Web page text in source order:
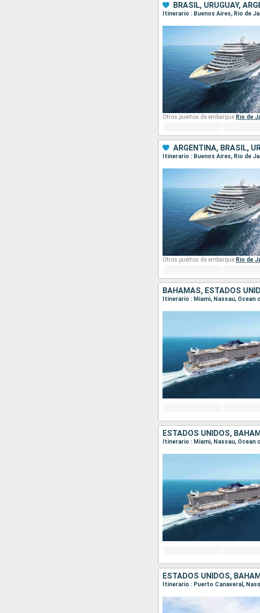
BRASIL, URUGUAY,
Itinerario : Buenos Aires, Rio de
Otros puertos de embarque: Rio de
ARGENTINA, BRASIL,
Itinerario : Buenos Aires, Rio de
Otros puertos de embarque: Rio de
BAHAMAS, ESTADOS
Itinerario : Miami, Nassau, Ocean
ESTADOS UNIDOS,
Itinerario : Miami, Nassau, Ocean
ESTADOS UNIDOS,
Itinerario : Puerto Canaveral,